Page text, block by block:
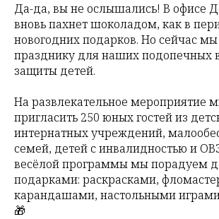
Да-да, вы не ослышались! В офисе
вновь пахнет шоколадом, как в
новогодних подарков. Но сейчас
празднику для наших подопечных
защиты детей.
На развлекательное мероприятие
пригласить 250 юных гостей из
интернатных учреждений,
семей, детей с инвалидностью и
весёлой программы мы порадуем
подарками: раскрасками,
карандашами, настольными
🎁